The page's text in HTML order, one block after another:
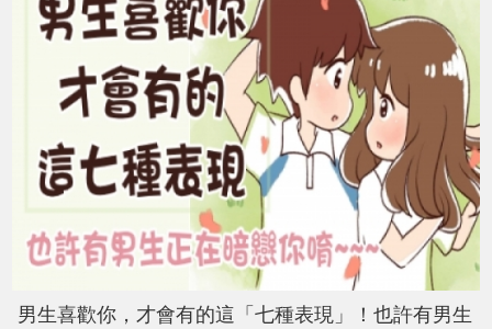
男生喜歡你，才會有的這「七種表現」！也許有男生